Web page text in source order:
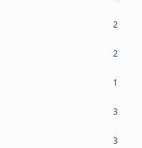
2
2
1
3
3